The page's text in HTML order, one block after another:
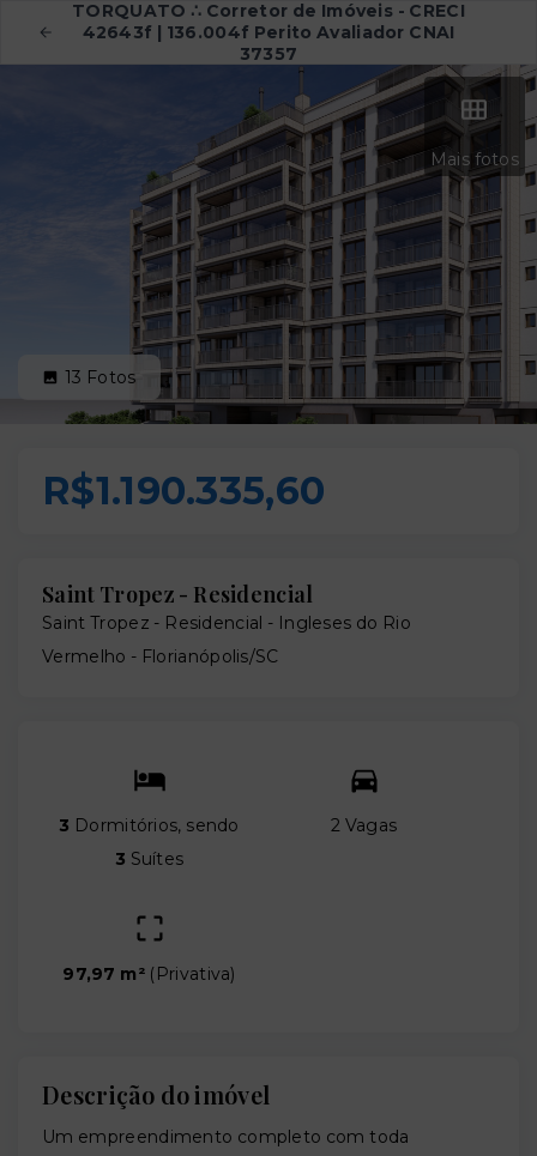
TORQUATO ∴ Corretor de Imóveis - CRECI
42643f | 136.004f Perito Avaliador CNAI
37357
Mais fotos
13 Fotos
R$1.190.335,60
Saint Tropez - Residencial
Saint Tropez - Residencial - Ingleses do Rio
Vermelho - Florianópolis/SC
3 Dormitórios, sendo
3 Suítes
2 Vagas
97,97 m² ( Privativa)
Descrição do imóvel
Um empreendimento completo com toda